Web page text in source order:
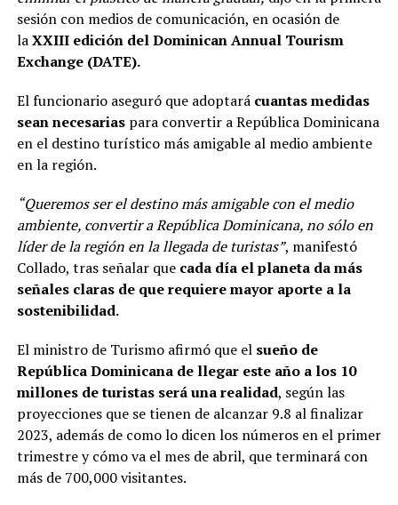
sesión con medios de comunicación, en ocasión de
laXXIII edición del Dominican Annual Tourism
Exchange (DATE).
El funcionario aseguró que adoptará cuantas medidas
sean necesariaspara convertir a República Dominicana
en el destino turístico más amigable al medio ambiente
en la región.
“Queremos ser el destino más amigable con el medio
ambiente, convertir a República Dominicana, no sólo en
líder de la región en la llegada de turistas”, manifestó
Collado, tras señalar que cada día el planeta da más
señales claras de que requiere mayor aporte a la
sostenibilidad.
El ministro de Turismo afirmó que el sueño de
República Dominicana de llegar este año a los 10
millones de turistas será una realidad, según las
proyecciones que se tienen de alcanzar 9.8 al finalizar
2023, además de como lo dicen los números en el primer
trimestre y cómo va el mes de abril, que terminará con
más de 700,000 visitantes.